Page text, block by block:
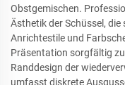
Obstgemischen.
Ästhetik der Schüssel,
Anrichtestile und
Präsentation sorgfältig
Randdesign der
umfasst diskrete